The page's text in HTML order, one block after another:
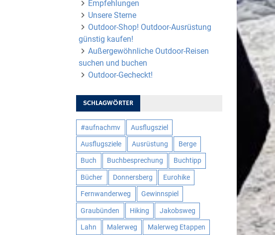
Empfehlungen
Unsere Sterne
Outdoor-Shop! Outdoor-Ausrüstung
günstig kaufen!
Außergewöhnliche Outdoor-Reisen
suchen und buchen
Outdoor-Gecheckt!
SCHLAGWÖRTER
#aufnachmv Ausflugsziel
Ausflugsziele Ausrüstung Berge
Buch Buchbesprechung Buchtipp
Bücher Donnersberg Eurohike
Fernwanderweg Gewinnspiel
Graubünden Hiking Jakobsweg
Lahn Malerweg Malerweg Etappen